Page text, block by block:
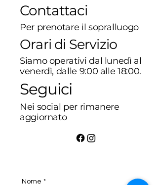
Contattaci
Per prenotare il sopralluogo
Orari di Servizio
Siamo operativi dal lunedì al
venerdì, dalle 9:00 alle 18:00.
Seguici
Nei social per rimanere
aggiornato
Nome *